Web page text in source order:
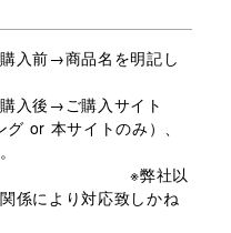
入前→商品名を明記し
入サイト
or 本サイトのみ）、
以
係により対応致しかね